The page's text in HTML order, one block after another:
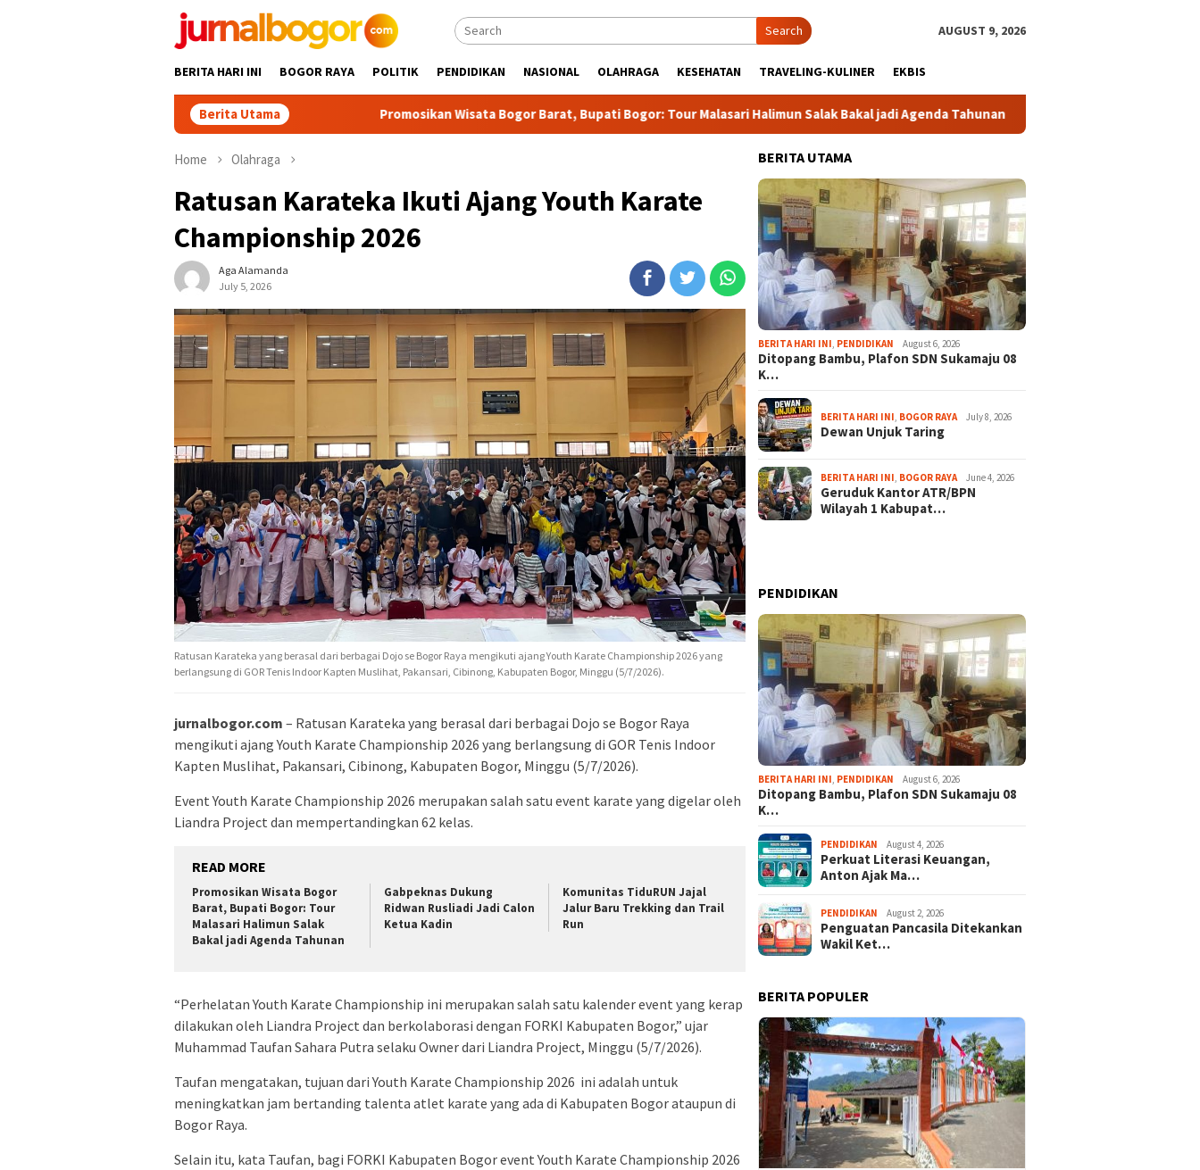
Search AUGUST 9, 2026
BERITA HARI INI BOGOR RAYA POLITIK PENDIDIKAN NASIONAL OLAHRAGA KESEHATAN TRAVELING-KULINER EKBIS
Berita Utama Promosikan Wisata Bogor Barat, Bupati Bogor: Tour Malasari Halimun Salak Bakal jadi Agenda Tahunan Gabpeknas Dukung Ridwan Rusliadi
Home Olahraga
Ratusan Karateka Ikuti Ajang Youth Karate
Championship 2026
Aga Alamanda
July 5, 2026
Ratusan Karateka yang berasal dari berbagai Dojo se Bogor Raya mengikuti ajang Youth Karate Championship 2026 yang
berlangsung di GOR Tenis Indoor Kapten Muslihat, Pakansari, Cibinong, Kabupaten Bogor, Minggu (5/7/2026).
jurnalbogor.com – Ratusan Karateka yang berasal dari berbagai Dojo se Bogor Raya
mengikuti ajang Youth Karate Championship 2026 yang berlangsung di GOR Tenis Indoor
Kapten Muslihat, Pakansari, Cibinong, Kabupaten Bogor, Minggu (5/7/2026).
Event Youth Karate Championship 2026 merupakan salah satu event karate yang digelar oleh
Liandra Project dan mempertandingkan 62 kelas.
READ MORE
Promosikan Wisata Bogor
Barat, Bupati Bogor: Tour
Malasari Halimun Salak
Bakal jadi Agenda Tahunan
Gabpeknas Dukung
Ridwan Rusliadi Jadi Calon
Ketua Kadin
Komunitas TiduRUN Jajal
Jalur Baru Trekking dan Trail
Run
“Perhelatan Youth Karate Championship ini merupakan salah satu kalender event yang kerap
dilakukan oleh Liandra Project dan berkolaborasi dengan FORKI Kabupaten Bogor,” ujar
Muhammad Taufan Sahara Putra selaku Owner dari Liandra Project, Minggu (5/7/2026).
Taufan mengatakan, tujuan dari Youth Karate Championship 2026 ini adalah untuk
meningkatkan jam bertanding talenta atlet karate yang ada di Kabupaten Bogor ataupun di
Bogor Raya.
Selain itu, kata Taufan, bagi FORKI Kabupaten Bogor event Youth Karate Championship 2026
BERITA UTAMA
BERITA HARI INI PENDIDIKAN August 6, 2026
Ditopang Bambu, Plafon SDN Sukamaju 08
K…
BERITA HARI INI BOGOR RAYA July 8, 2026
Dewan Unjuk Taring
BERITA HARI INI BOGOR RAYA June 4, 2026
Geruduk Kantor ATR/BPN
Wilayah 1 Kabupat…
PENDIDIKAN
BERITA HARI INI PENDIDIKAN August 6, 2026
Ditopang Bambu, Plafon SDN Sukamaju 08
K…
PENDIDIKAN August 4, 2026
Perkuat Literasi Keuangan,
Anton Ajak Ma…
PENDIDIKAN August 2, 2026
Penguatan Pancasila Ditekankan
Wakil Ket…
BERITA POPULER